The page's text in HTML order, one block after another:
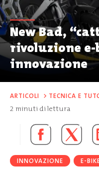
New Bad,
rivoluzione
innovazione
ARTICOLI > TECNICA E
2 minuti di lettura
INNOVAZIONE E-